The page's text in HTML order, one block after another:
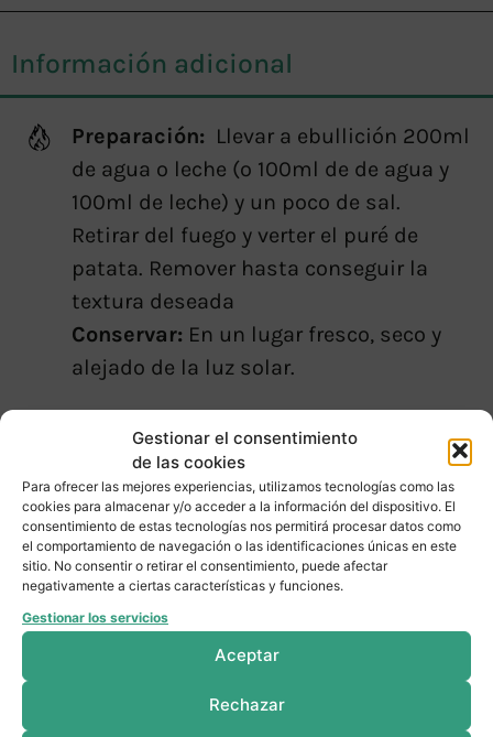
Gestionar el consentimiento
de las cookies
Para ofrecer las mejores experiencias, utilizamos tecnologías como las
cookies para almacenar y/o acceder a la información del dispositivo. El
consentimiento de estas tecnologías nos permitirá procesar datos como
el comportamiento de navegación o las identificaciones únicas en este
sitio. No consentir o retirar el consentimiento, puede afectar
negativamente a ciertas características y funciones.
Gestionar los servicios
Aceptar
Rechazar
Información adicional
Preparación: Llevar a ebullición 200ml
de agua o leche (o 100ml de de agua y
100ml de leche) y un poco de sal.
Retirar del fuego y verter el puré de
patata. Remover hasta conseguir la
textura deseada
Conservar: En un lugar fresco, seco y
alejado de la luz solar.
puede ser que contenga trazas debido
a su manipulación a granel. Puede
contener trazas de crustáceos,
moluscos, pescado, sésamo, mostaza,
avellanas y apio
Información nutricional